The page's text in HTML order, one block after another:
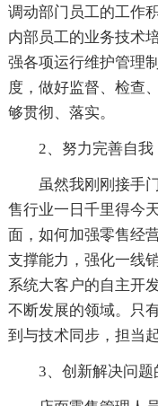
调动部门员工的工作
内部员工的业务技术
强各项运行维护管理
度，做好监督、检查
够贯彻、落实。
2、努力完善自我
虽然我刚刚接手门
售行业一日千里得今
面，如何加强零售经
支撑能力，强化一线
系统大客户的自主开
不断发展的领域。只
到与技术同步，担当
3、创新解决问题